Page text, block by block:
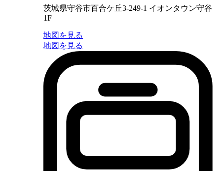
茨城県守谷市百合ケ丘3-249-1 イオンタウン守谷
1F
地図を見る
地図を見る